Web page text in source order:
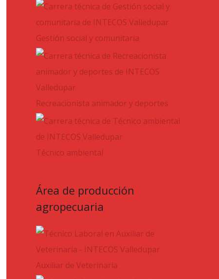
Gestión social y comunitaria
Recreacionista animador y deportes
Técnico ambiental
Área de producción
agropecuaria
Auxiliar de Veterinaria